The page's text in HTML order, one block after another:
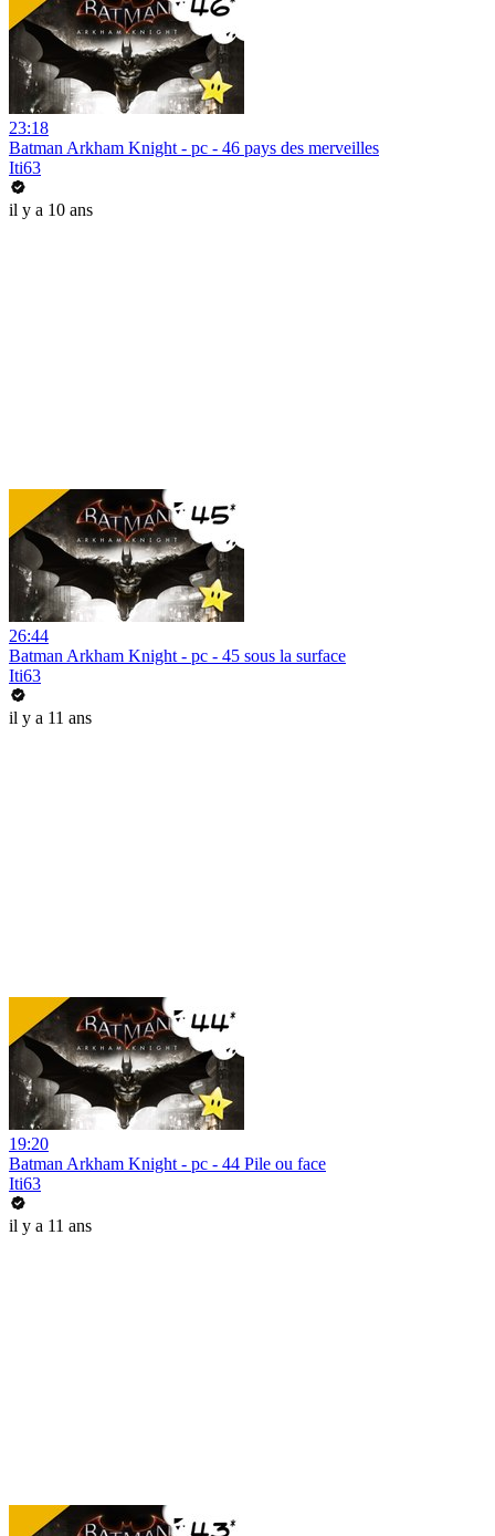
23:18
Batman Arkham Knight - pc - 46 pays des merveilles
Iti63
il y a 10 ans
26:44
Batman Arkham Knight - pc - 45 sous la surface
Iti63
il y a 11 ans
19:20
Batman Arkham Knight - pc - 44 Pile ou face
Iti63
il y a 11 ans